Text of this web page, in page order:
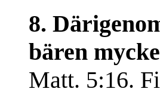
8.
bären
Matt. 5:16.